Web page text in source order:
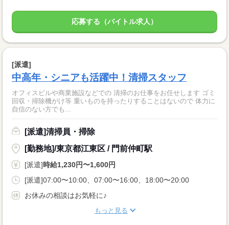
応募する（バイトル求人）
[派遣]
中高年・シニアも活躍中！清掃スタッフ
オフィスビルや商業施設などでの 清掃のお仕事をお任せします ゴミ
回収・掃除機がけ等 重いものを持ったりすることはないので 体力に
自信のない方でも...
[派遣]清掃員・掃除
[勤務地]/東京都江東区 / 門前仲町駅
[派遣]時給1,230円〜1,600円
[派遣]07:00〜10:00、07:00〜16:00、18:00〜20:00
お休みの相談はお気軽に♪
もっと見る